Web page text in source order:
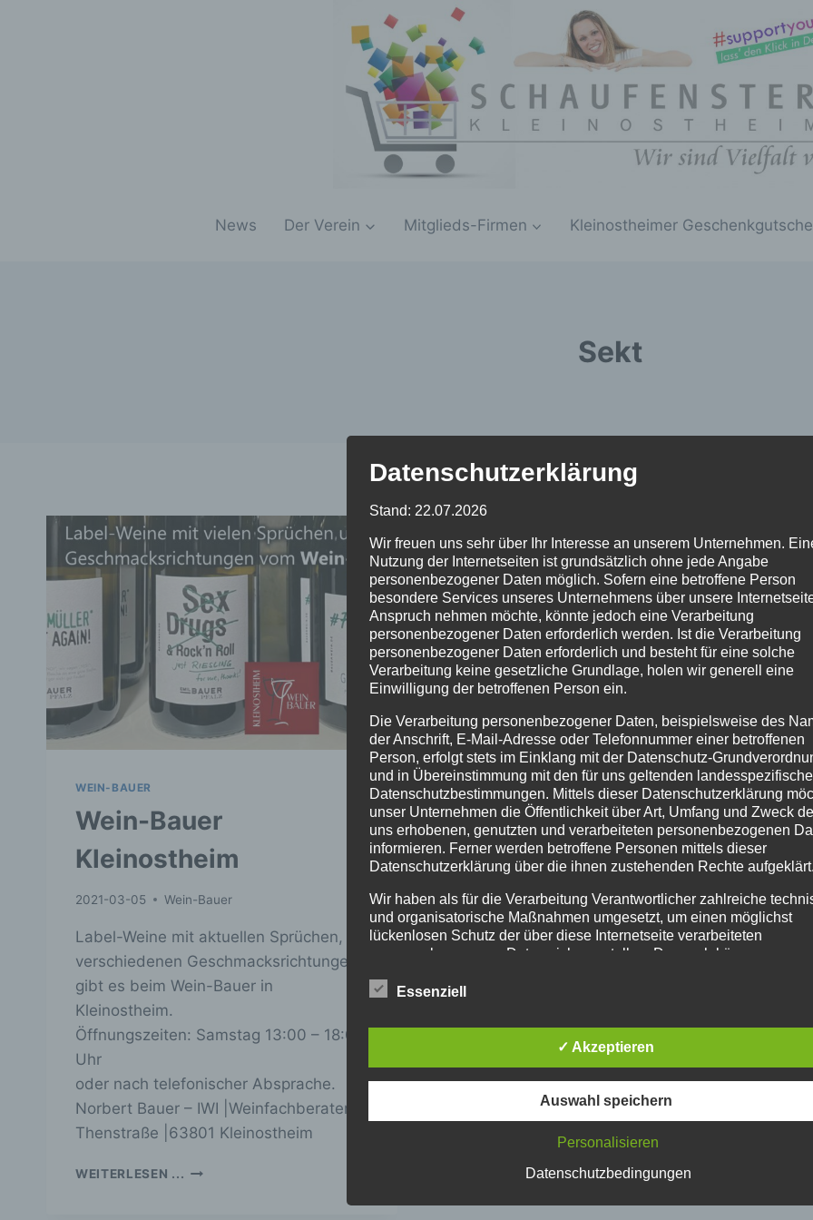
News Der Verein Mitglieds-Firmen Kleinostheimer
Sekt
WEIN-BAUER
Wein-Bauer
Kleinostheim
2021-03-05 Wein-Bauer
Label-Weine mit aktuellen Sprüchen, in
verschiedenen Geschmacksrichtungen
gibt es beim Wein-Bauer in
Kleinostheim.
Öffnungszeiten: Samstag 13:00 – 18:00
Uhr
oder nach telefonischer Absprache.
Norbert Bauer – IWI |Weinfachberater |
Thenstraße |63801 Kleinostheim
WEITERLESEN ... WEIN-
Datenschutzerklärung
Stand: 22.07.2026
Wir freuen uns sehr über Ihr Interesse an unserem Unternehmen.
Nutzung der Internetseiten ist grundsätzlich ohne jede Angabe
personenbezogener Daten möglich. Sofern eine betroffene Person
besondere Services unseres Unternehmens über unsere
Anspruch nehmen möchte, könnte jedoch eine Verarbeitung
personenbezogener Daten erforderlich werden. Ist die Verarbeitung
personenbezogener Daten erforderlich und besteht für eine solche
Verarbeitung keine gesetzliche Grundlage, holen wir generell eine
Einwilligung der betroffenen Person ein.
Die Verarbeitung personenbezogener Daten, beispielsweise des
der Anschrift, E-Mail-Adresse oder Telefonnummer einer betroffenen
Person, erfolgt stets im Einklang mit der Datenschutz-
und in Übereinstimmung mit den für uns geltenden
Datenschutzbestimmungen. Mittels dieser Datenschutzerklärung
unser Unternehmen die Öffentlichkeit über Art, Umfang und Zweck
uns erhobenen, genutzten und verarbeiteten personenbezogenen
informieren. Ferner werden betroffene Personen mittels dieser
Datenschutzerklärung über die ihnen zustehenden Rechte aufgeklärt.
Wir haben als für die Verarbeitung Verantwortlicher zahlreiche
und organisatorische Maßnahmen umgesetzt, um einen möglichst
lückenlosen Schutz der über diese Internetseite verarbeiteten
personenbezogenen Daten sicherzustellen. Dennoch können
aufweisen, sodass ein absoluter Schutz nicht gewährleistet werden
personenbezogene Daten auch auf alternativen Wegen,
telefonisch, an uns zu übermitteln.
Die Datenschutzerklärung beruht auf den Begrifflichkeiten, die durch
Datenschutz-Grundverordnung (DS-GVO) verwendet wurden. Unsere
Datenschutzerklärung soll sowohl für die Öffentlichkeit als auch für
Kunden und Geschäftspartner einfach lesbar und verständlich sein.
Essenziell
✓ Akzeptieren
Auswahl speichern
Personalisieren
Datenschutzbedingungen